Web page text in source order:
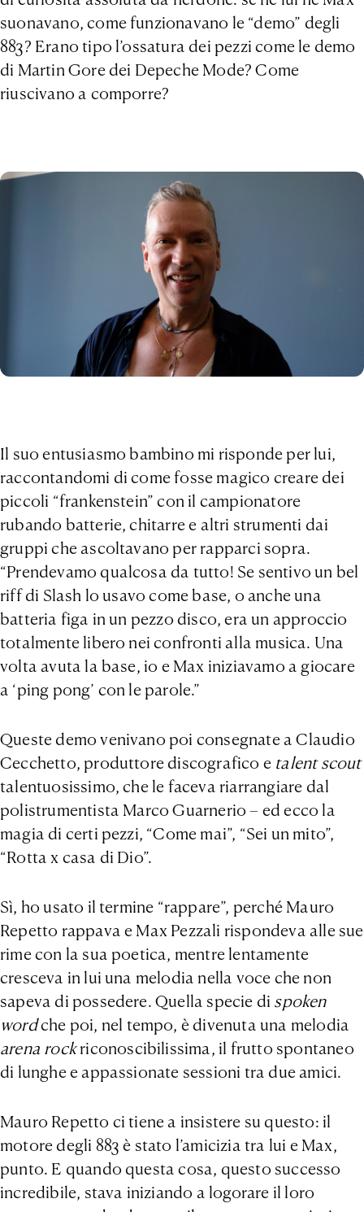
suonavano, come funzionavano le “demo” degli
883? Erano tipo l’ossatura dei pezzi come le demo
di Martin Gore dei Depeche Mode? Come
riuscivano a comporre?
Il suo entusiasmo bambino mi risponde per lui,
raccontandomi di come fosse magico creare dei
piccoli “frankenstein” con il campionatore
rubando batterie, chitarre e altri strumenti dai
gruppi che ascoltavano per rapparci sopra.
“Prendevamo qualcosa da tutto! Se sentivo un bel
riff di Slash lo usavo come base, o anche una
batteria figa in un pezzo disco, era un approccio
totalmente libero nei confronti alla musica. Una
volta avuta la base, io e Max iniziavamo a giocare
a ‘ping pong’ con le parole.”
Queste demo venivano poi consegnate a Claudio
Cecchetto, produttore discografico e talent scout
talentuosissimo, che le faceva riarrangiare dal
polistrumentista Marco Guarnerio – ed ecco la
magia di certi pezzi, “Come mai”, “Sei un mito”,
“Rotta x casa di Dio”.
Sì, ho usato il termine “rappare”, perché Mauro
Repetto rappava e Max Pezzali rispondeva alle sue
rime con la sua poetica, mentre lentamente
cresceva in lui una melodia nella voce che non
sapeva di possedere. Quella specie di spoken
wordche poi, nel tempo, è divenuta una melodia
arena rockriconoscibilissima, il frutto spontaneo
di lunghe e appassionate sessioni tra due amici.
Mauro Repetto ci tiene a insistere su questo: il
motore degli 883 è stato l’amicizia tra lui e Max,
punto. E quando questa cosa, questo successo
incredibile, stava iniziando a logorare il loro